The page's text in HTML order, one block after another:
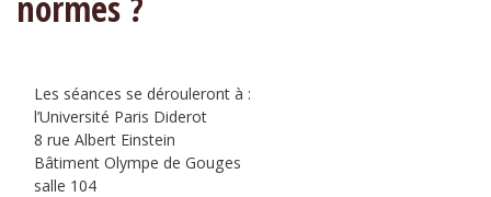
Les séances se dérouleront à :
l’Université Paris Diderot
8 rue Albert Einstein
Bâtiment Olympe de Gouges
salle 104